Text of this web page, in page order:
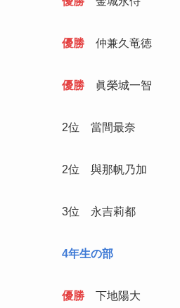
優勝 仲兼久竜徳
優勝 眞榮城一智
2位 當間最奈
2位 與那帆乃加
3位 永吉莉都
4年生の部
優勝 下地陽大